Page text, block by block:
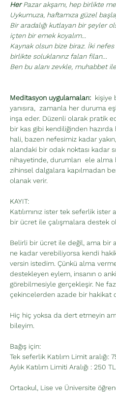
Her Pazar akşamı, hep birlikte
Uykumuza, haftamıza güzel
Bir aradalığı kutlayan bir şeyler
içten bir emek koyalım...
Kaynak olsun bize biraz. İki nefes
birlikte soluklanırız falan filan…
Ben bu alanı zevkle, muhabbet
Meditasyon uygulamaları: kişiye
yanısıra,  zamanla her duruma
inşa eder. Düzenli olarak pratik
bir kas gibi kendiliğinden hazırda
hali, bazen nefesimiz kadar
alandaki bir odak noktası kadar
nihayetinde, durumları  ele
zihinsel dalgalara kapılmadan
olanak verir.
KAYIT:
Katılımınız ister tek seferlik
bir ücret ile çalışmalara destek
Belirli bir ücret ile değil, ama
ne kadar verebiliyorsa kendi
versin istedim. Çünkü alma
destekleyen eylem, insanın o
görebilmesiyle gerçekleşir. Ne
çekincelerden azade bir hakikat
Hiç hiç yoksa da dert etmeyin
bileyim.
Bağış için:
Tek seferlik Katılım Limit aralığı:
Aylık Katılım Limiti Aralığı : 250
Ortaokul, Lise ve Üniversite